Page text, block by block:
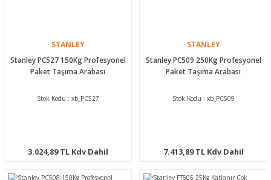
STANLEY
Stanley PC527 150Kg Profesyonel
Paket Taşıma Arabası
Stok Kodu : xb_PC527
3.024,89 TL Kdv Dahil
STANLEY
Stanley PC509 250Kg Profesyonel
Paket Taşıma Arabası
Stok Kodu : xb_PC509
7.413,89 TL Kdv Dahil